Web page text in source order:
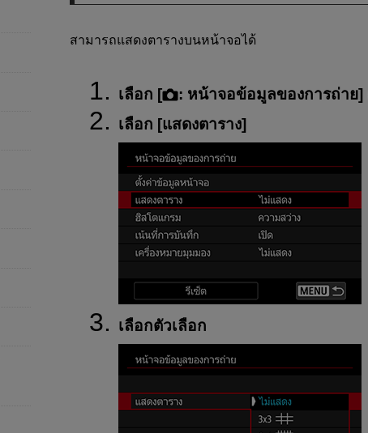
สามารถแสดงตารางบนหน้าจอได้
เลือก [ : หน้าจอข้อมูลของการถ่าย]
เลือก [แสดงตาราง]
เลือกตัวเลือก